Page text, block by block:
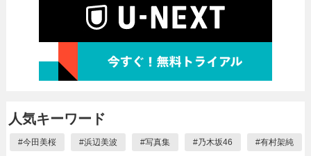
人気キーワード
#今田美桜 #浜辺美波 #写真集 #乃木坂46 #有村架純